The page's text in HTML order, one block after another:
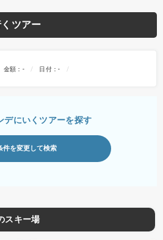
ツアー
金額：-
日付：-
デにいくツアーを探す
件を変更して検索
スキー場